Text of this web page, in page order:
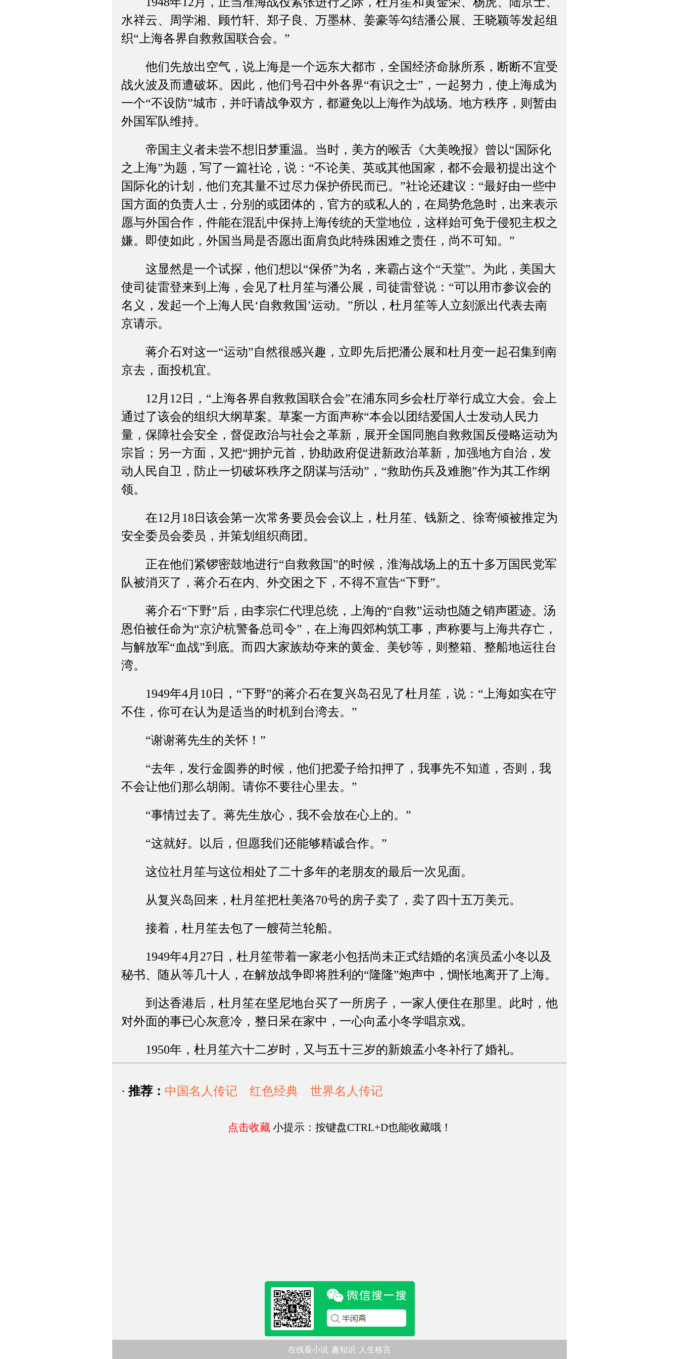
水祥云、周学湘、顾竹轩、郑子良、万墨林、姜豪等勾结潘公展、王晓颖等发起组
织“上海各界自救救国联合会。”
他们先放出空气，说上海是一个远东大都市，全国经济命脉所系，断断不宜受
战火波及而遭破坏。因此，他们号召中外各界“有识之士”，一起努力，使上海成为
一个“不设防”城市，并吁请战争双方，都避免以上海作为战场。地方秩序，则暂由
外国军队维持。
帝国主义者未尝不想旧梦重温。当时，美方的喉舌《大美晚报》曾以“国际化
之上海”为题，写了一篇社论，说：“不论美、英或其他国家，都不会最初提出这个
国际化的计划，他们充其量不过尽力保护侨民而已。”社论还建议：“最好由一些中
国方面的负责人士，分别的或团体的，官方的或私人的，在局势危急时，出来表示
愿与外国合作，件能在混乱中保持上海传统的天堂地位，这样始可免于侵犯主权之
嫌。即使如此，外国当局是否愿出面肩负此特殊困难之责任，尚不可知。”
这显然是一个试探，他们想以“保侨”为名，来霸占这个“天堂”。为此，美国大
使司徒雷登来到上海，会见了杜月笙与潘公展，司徒雷登说：“可以用市参议会的
名义，发起一个上海人民‘自救救国’运动。”所以，杜月笙等人立刻派出代表去南
京请示。
蒋介石对这一“运动”自然很感兴趣，立即先后把潘公展和杜月变一起召集到南
京去，面投机宜。
12月12日，“上海各界自救救国联合会”在浦东同乡会杜厅举行成立大会。会上
通过了该会的组织大纲草案。草案一方面声称“本会以团结爱国人士发动人民力
量，保障社会安全，督促政治与社会之革新，展开全国同胞自救救国反侵略运动为
宗旨；另一方面，又把“拥护元首，协助政府促进新政治革新，加强地方自治，发
动人民自卫，防止一切破坏秩序之阴谋与活动”，“救助伤兵及难胞”作为其工作纲
领。
在12月18日该会第一次常务要员会会议上，杜月笙、钱新之、徐寄倾被推定为
安全委员会委员，并策划组织商团。
正在他们紧锣密鼓地进行“自救救国”的时候，淮海战场上的五十多万国民党军
队被消灭了，蒋介石在内、外交困之下，不得不宣告“下野”。
蒋介石“下野”后，由李宗仁代理总统，上海的“自救”运动也随之销声匿迹。汤
恩伯被任命为“京沪杭警备总司令”，在上海四郊构筑工事，声称要与上海共存亡，
与解放军“血战”到底。而四大家族劫夺来的黄金、美钞等，则整箱、整船地运往台
湾。
1949年4月10日，“下野”的蒋介石在复兴岛召见了杜月笙，说：“上海如实在守
不住，你可在认为是适当的时机到台湾去。”
“谢谢蒋先生的关怀！”
“去年，发行金圆券的时候，他们把爱子给扣押了，我事先不知道，否则，我
不会让他们那么胡闹。请你不要往心里去。”
“事情过去了。蒋先生放心，我不会放在心上的。”
“这就好。以后，但愿我们还能够精诚合作。”
这位社月笙与这位相处了二十多年的老朋友的最后一次见面。
从复兴岛回来，杜月笙把杜美洛70号的房子卖了，卖了四十五万美元。
接着，杜月笙去包了一艘荷兰轮船。
1949年4月27日，杜月笙带着一家老小包括尚未正式结婚的名演员孟小冬以及
秘书、随从等几十人，在解放战争即将胜利的“隆隆”炮声中，惆怅地离开了上海。
到达香港后，杜月笙在坚尼地台买了一所房子，一家人便住在那里。此时，他
对外面的事已心灰意冷，整日呆在家中，一心向孟小冬学唱京戏。
1950年，杜月笙六十二岁时，又与五十三岁的新娘孟小冬补行了婚礼。
· 推荐： 中国名人传记 红色经典 世界名人传记
点击收藏 小提示：按键盘CTRL+D也能收藏哦！
在线看小说 趣知识 人生格言